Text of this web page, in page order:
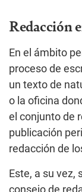
Redacción
En el ámbito
proceso de
un texto de
o la oficina
el conjunto de
publicación
redacción de
Este, a su vez,
consejo de